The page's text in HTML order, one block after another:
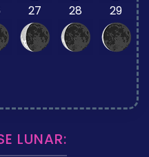
27 28 29
LUNAR: